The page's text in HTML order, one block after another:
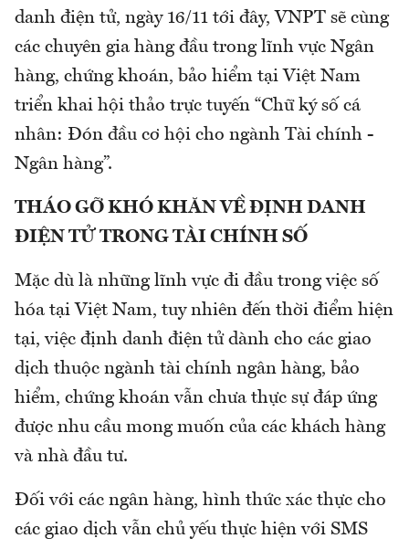
danh điện tử, ngày 16/11 tới đây, VNPT sẽ cùng
các chuyên gia hàng đầu trong lĩnh vực Ngân
hàng, chứng khoán, bảo hiểm tại Việt Nam
triển khai hội thảo trực tuyến “Chữ ký số cá
nhân: Đón đầu cơ hội cho ngành Tài chính -
Ngân hàng”.
THÁO GỠ KHÓ KHĂN VỀ ĐỊNH DANH
ĐIỆN TỬ TRONG TÀI CHÍNH SỐ
Mặc dù là những lĩnh vực đi đầu trong việc số
hóa tại Việt Nam, tuy nhiên đến thời điểm hiện
tại, việc định danh điện tử dành cho các giao
dịch thuộc ngành tài chính ngân hàng, bảo
hiểm, chứng khoán vẫn chưa thực sự đáp ứng
được nhu cầu mong muốn của các khách hàng
và nhà đầu tư.
Đối với các ngân hàng, hình thức xác thực cho
các giao dịch vẫn chủ yếu thực hiện với SMS